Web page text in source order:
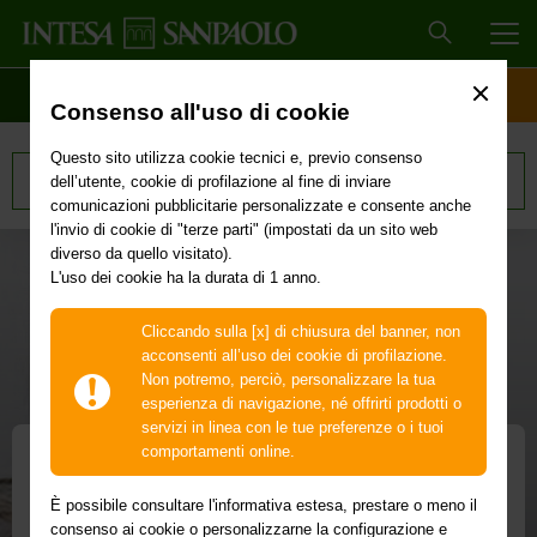
Consenso all'uso di cookie
Questo sito utilizza cookie tecnici e, previo consenso
dell’utente, cookie di profilazione al fine di inviare
comunicazioni pubblicitarie personalizzate e consente anche
l'invio di cookie di "terze parti" (impostati da un sito web
diverso da quello visitato).
L'uso dei cookie ha la durata di 1 anno.
Cliccando sulla [x] di chiusura del banner, non
acconsenti all’uso dei cookie di profilazione.
Non potremo, perciò, personalizzare la tua
esperienza di navigazione, né offrirti prodotti o
servizi in linea con le tue preferenze o i tuoi
comportamenti online.
È possibile consultare l'informativa estesa, prestare o meno il
consenso ai cookie o personalizzarne la configurazione e
Tutti i prodotti
Investire con Intesa